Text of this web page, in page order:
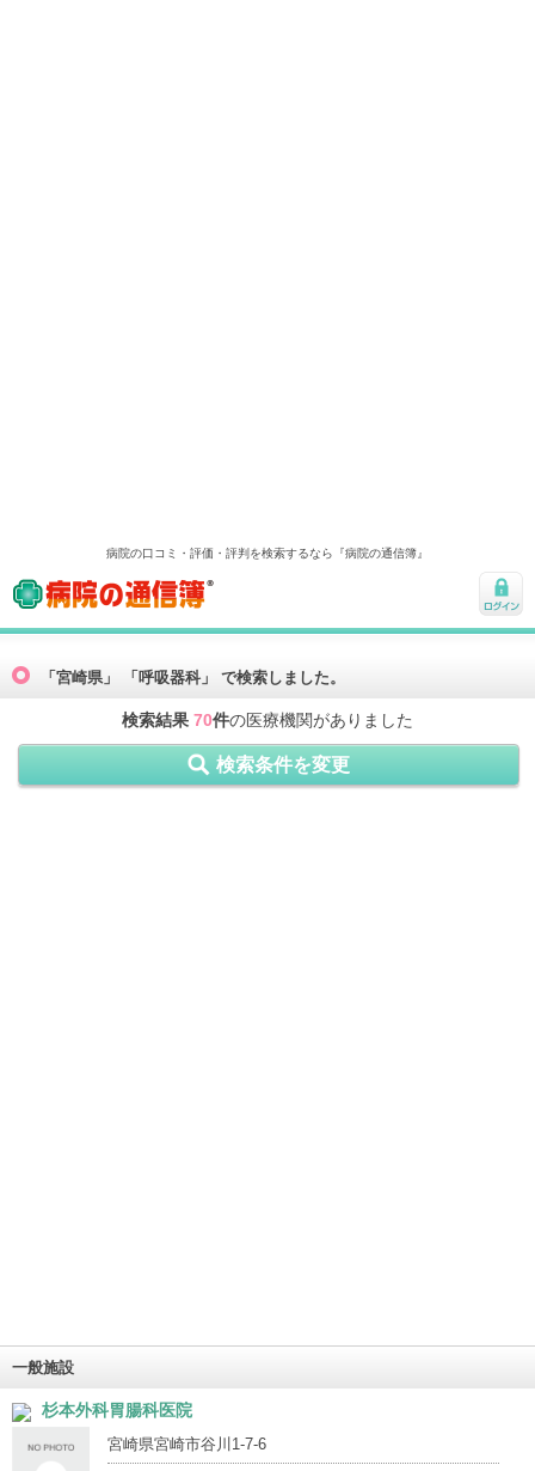
病院の口コミ・評価・評判を検索するなら『病院の通信簿』
病院の通信簿
ログ
「宮崎県」 「呼吸器科」 で検索しました。
検索結果 70件の医療機関がありました
検索条件を変更
一般施設
杉本外科胃腸科医院
宮崎県宮崎市谷川1-7-6